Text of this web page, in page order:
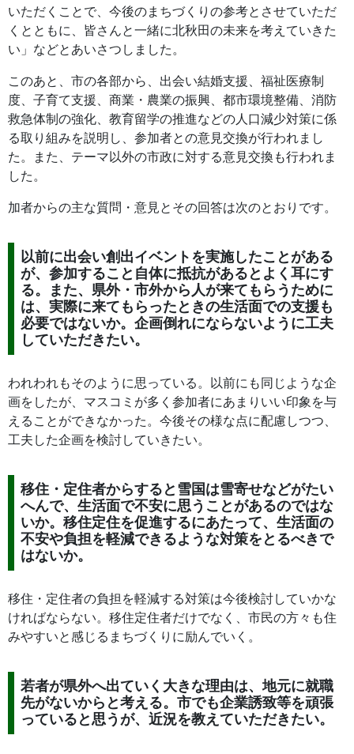
いただくことで、今後のまちづくりの参考とさせていただ
くとともに、皆さんと一緒に北秋田の未来を考えていきた
い」などとあいさつしました。
このあと、市の各部から、出会い結婚支援、福祉医療制
度、子育て支援、商業・農業の振興、都市環境整備、消防
救急体制の強化、教育留学の推進などの人口減少対策に係
る取り組みを説明し、参加者との意見交換が行われまし
た。また、テーマ以外の市政に対する意見交換も行われま
した。
加者からの主な質問・意見とその回答は次のとおりです。
以前に出会い創出イベントを実施したことがある
が、参加すること自体に抵抗があるとよく耳にす
る。また、県外・市外から人が来てもらうために
は、実際に来てもらったときの生活面での支援も
必要ではないか。企画倒れにならないように工夫
していただきたい。
われわれもそのように思っている。以前にも同じような企
画をしたが、マスコミが多く参加者にあまりいい印象を与
えることができなかった。今後その様な点に配慮しつつ、
工夫した企画を検討していきたい。
移住・定住者からすると雪国は雪寄せなどがたい
へんで、生活面で不安に思うことがあるのではな
いか。移住定住を促進するにあたって、生活面の
不安や負担を軽減できるような対策をとるべきで
はないか。
移住・定住者の負担を軽減する対策は今後検討していかな
ければならない。移住定住者だけでなく、市民の方々も住
みやすいと感じるまちづくりに励んでいく。
若者が県外へ出ていく大きな理由は、地元に就職
先がないからと考える。市でも企業誘致等を頑張
っていると思うが、近況を教えていただきたい。